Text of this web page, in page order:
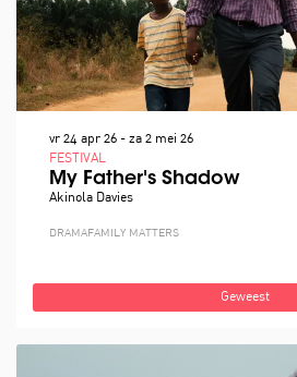
My Father's Shadow
Akinola Davies
FESTIVAL
vr 24 apr 26 - za 2 mei 26
DRAMA FAMILY MATTERS
Geweest